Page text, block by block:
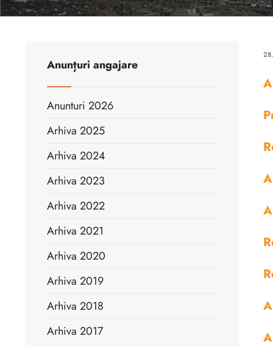
Anunțuri angajare
Anunturi 2026
Arhiva 2025
Arhiva 2024
Arhiva 2023
Arhiva 2022
Arhiva 2021
Arhiva 2020
Arhiva 2019
Arhiva 2018
Arhiva 2017